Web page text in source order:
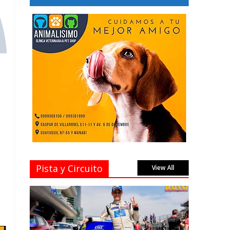
Pista y Circuito View All